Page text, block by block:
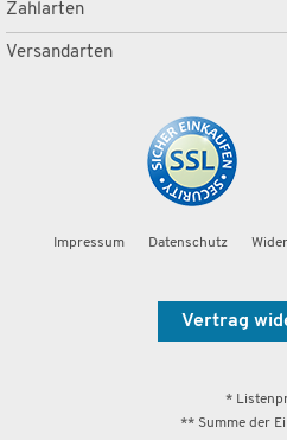
Zahlarten
Versandarten
Impressum Datenschutz
Vertrag
*
** Summe der